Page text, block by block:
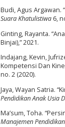
Budi, Agus Argawan.
Suara Khatulistiwa 6,
Ginting, Rayanta.
Binjai),” 2021.
Indajang, Kevin,
Kompetensi Dan
no. 2 (2020).
Jaya, Wayan Satria.
Pendidikan Anak Usia
Ma’sum, Toha.
Manajemen